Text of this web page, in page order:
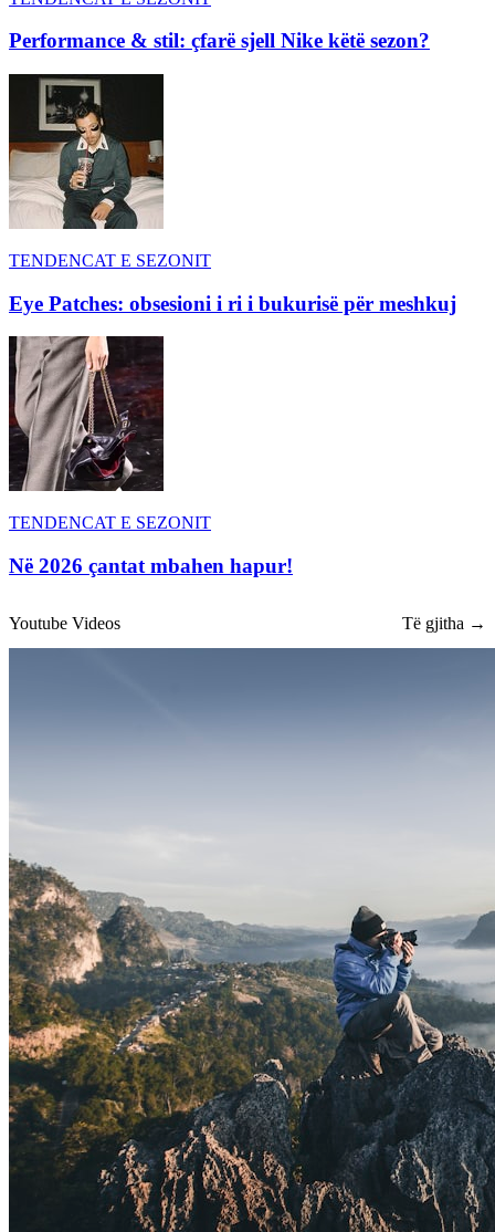
Performance & stil: çfarë sjell Nike këtë sezon?
TENDENCAT E SEZONIT
Eye Patches: obsesioni i ri i bukurisë për meshkuj
TENDENCAT E SEZONIT
Në 2026 çantat mbahen hapur!
Youtube Videos Të gjitha →